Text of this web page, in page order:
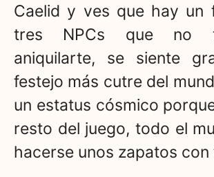
Caelid y ves que hay un
tres NPCs que no
aniquilarte, se siente
festejo más cutre del
un estatus cósmico
resto del juego, todo el
hacerse unos zapatos con